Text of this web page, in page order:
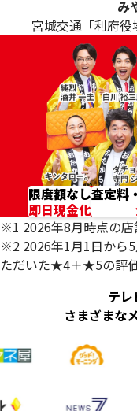
み
宮城交通「利府役
限度額なし
即日現金化
査定料
※1 2026年8月時点の店
※2 2026年1月1日から
ただいた★4＋★5の評価
テレ
さまざまな